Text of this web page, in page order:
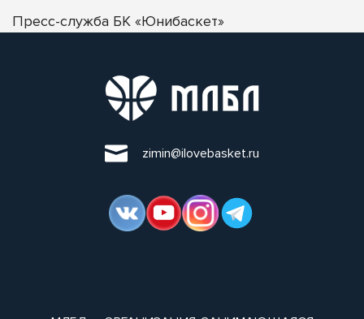
Пресс-служба БК «Юнибаскет»
zimin@ilovebasket.ru